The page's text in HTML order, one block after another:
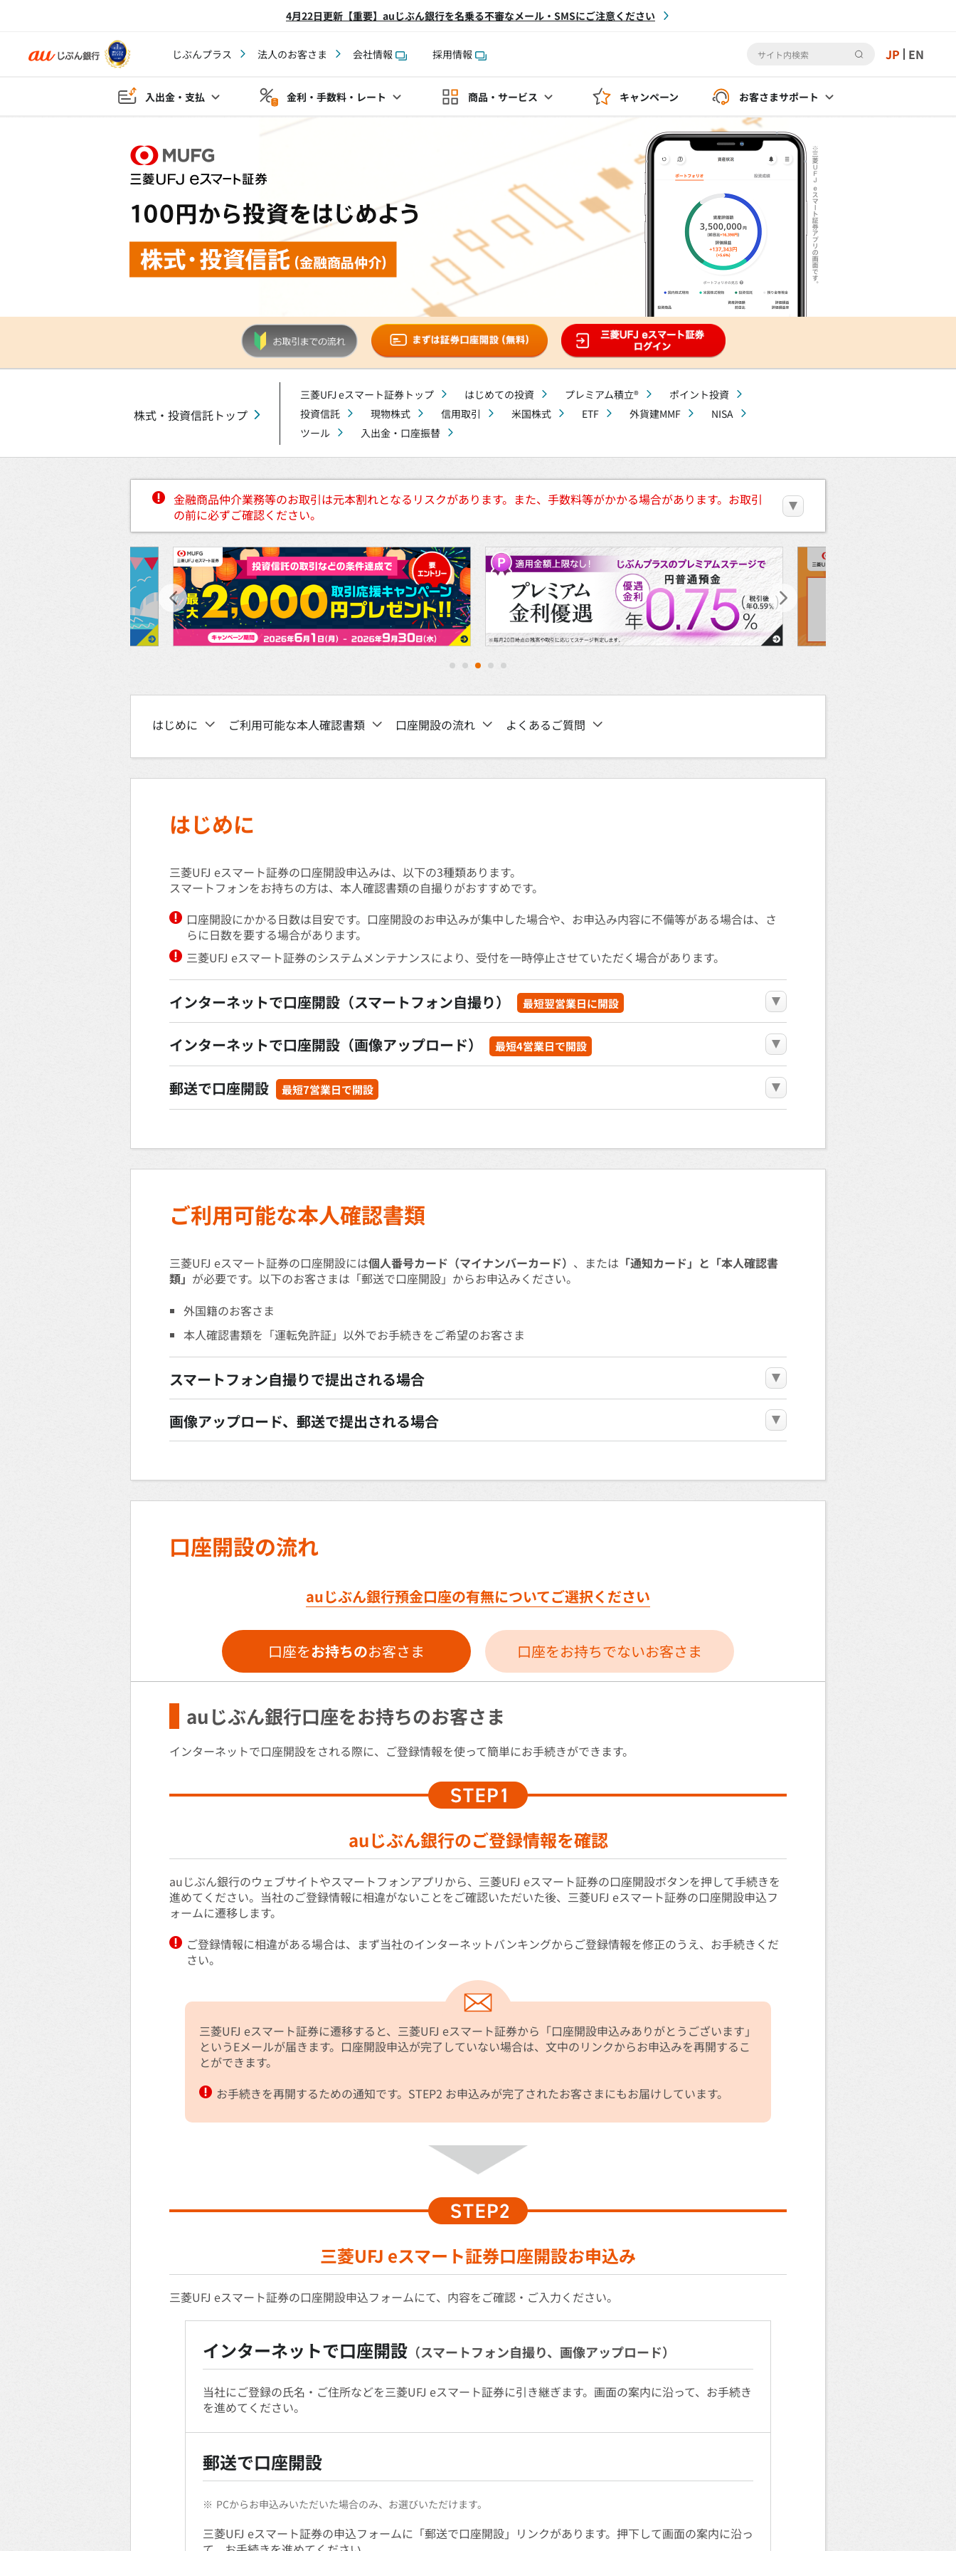
4月22日更新【重要】auじぶん銀行を名乗る不審なメール・SMSにご注意ください
じぶんプラス 法人のお客さま 会社情報 採用情報 JP EN
入出金・支払 金利・手数料・レート 商品・サービス キャンペーン お客さまサポート
株式・投資信託トップ
三菱UFJ eスマート証券トップ はじめての投資 プレミアム積立®
ポイント投資
投資信託
現物株式 信用取引 米国株式 ETF 外貨建MMF
NISA
ツール
入出金・口座振替
金融商品仲介業務等のお取引は元本割れとなるリスクがあります。また、手数料等がかかる場合があります。お取引
の前に必ずご確認ください。
2 3 4 5
はじめに ご利用可能な本人確認書類 口座開設の流れ よくあるご質問
はじめに
三菱UFJ eスマート証券の口座開設申込みは、以下の3種類あります。
スマートフォンをお持ちの方は、本人確認書類の自撮りがおすすめです。
口座開設にかかる日数は目安です。口座開設のお申込みが集中した場合や、お申込み内容に不備等がある場合は、さ
らに日数を要する場合があります。
三菱UFJ eスマート証券のシステムメンテナンスにより、受付を一時停止させていただく場合があります。
インターネットで口座開設（スマートフォン自撮り） 最短翌営業日に開設
インターネットで口座開設（画像アップロード） 最短4営業日で開設
郵送で口座開設 最短7営業日で開設
ご利用可能な本人確認書類
三菱UFJ eスマート証券の口座開設には個人番号カード（マイナンバーカード） 、または 「通知カード」と「本人確認書
類」 が必要です。以下のお客さまは「郵送で口座開設」からお申込みください。
外国籍のお客さま
本人確認書類を「運転免許証」以外でお手続きをご希望のお客さま
スマートフォン自撮りで提出される場合
画像アップロード、郵送で提出される場合
口座開設の流れ
auじぶん銀行預金口座の有無についてご選択ください
口座をお持ちのお客さま 口座をお持ちでないお客さま
auじぶん銀行口座をお持ちのお客さま
インターネットで口座開設をされる際に、ご登録情報を使って簡単にお手続きができます。
auじぶん銀行のご登録情報を確認
auじぶん銀行のウェブサイトやスマートフォンアプリから、三菱UFJ eスマート証券の口座開設ボタンを押して手続きを
進めてください。当社のご登録情報に相違がないことをご確認いただいた後、三菱UFJ eスマート証券の口座開設申込フ
ォームに遷移します。
ご登録情報に相違がある場合は、まず当社のインターネットバンキングからご登録情報を修正のうえ、お手続きくだ
さい。
三菱UFJ eスマート証券に遷移すると、三菱UFJ eスマート証券から「口座開設申込みありがとうございます」
というEメールが届きます。口座開設申込が完了していない場合は、文中のリンクからお申込みを再開するこ
とができます。
お手続きを再開するための通知です。STEP2 お申込みが完了されたお客さまにもお届けしています。
三菱UFJ eスマート証券口座開設お申込み
三菱UFJ eスマート証券の口座開設申込フォームにて、内容をご確認・ご入力ください。
インターネットで口座開設（スマートフォン自撮り、画像アップロード）
当社にご登録の氏名・ご住所などを三菱UFJ eスマート証券に引き継ぎます。画面の案内に沿って、お手続き
を進めてください。
郵送で口座開設
※ PCからお申込みいただいた場合のみ、お選びいただけます。
三菱UFJ eスマート証券の申込フォームに「郵送で口座開設」リンクがあります。押下して画面の案内に沿っ